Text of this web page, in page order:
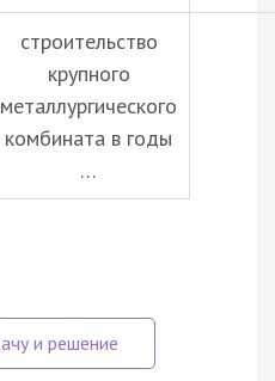
строительство
крупного
металлургического
комбината в годы
…